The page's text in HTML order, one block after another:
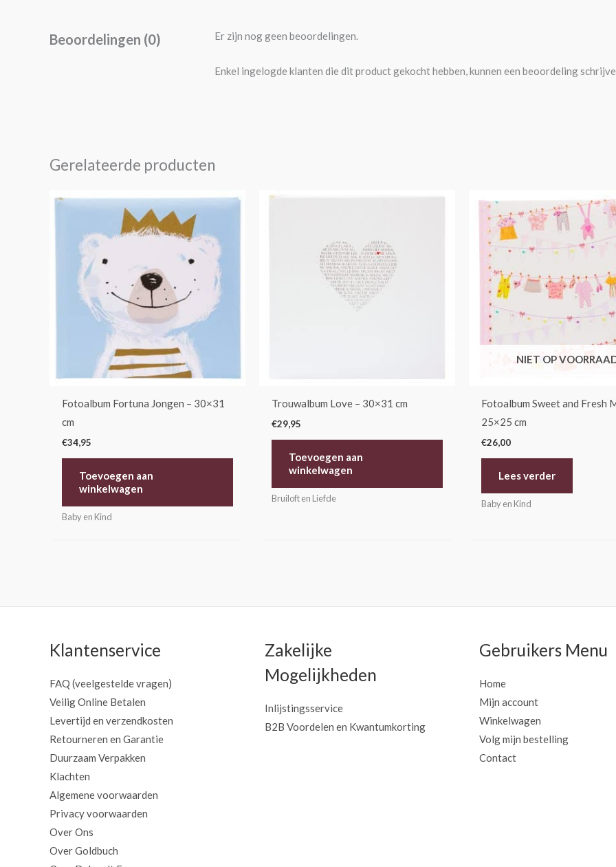
Beoordelingen (0) Er zijn nog geen beoordelingen.
Enkel ingelogde klanten die dit product gekocht hebben, kunnen een beoordeling
Gerelateerde producten
Fotoalbum Fortuna Jongen – 30×31
cm
€34,95
Toevoegen aan
winkelwagen
Baby en Kind
Trouwalbum Love – 30×31 cm
€29,95
Toevoegen aan
winkelwagen
Bruiloft en Liefde
NIET OP
Fotoalbum Sweet and Fresh
25×25 cm
€26,00
Lees verder
Baby en Kind
Klantenservice
FAQ (veelgestelde vragen)
Veilig Online Betalen
Levertijd en verzendkosten
Retourneren en Garantie
Duurzaam Verpakken
Klachten
Algemene voorwaarden
Privacy voorwaarden
Over Ons
Over Goldbuch
Zakelijke
Mogelijkheden
Inlijstingsservice
B2B Voordelen en Kwantumkorting
Gebruikers Menu
Home
Mijn account
Winkelwagen
Volg mijn bestelling
Contact